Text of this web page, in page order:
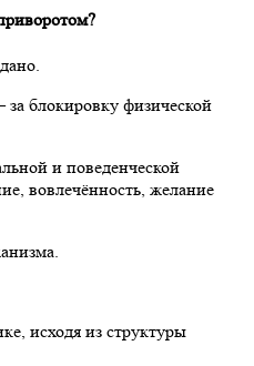
за блокировку физической
и поведенческой
вовлечённость, желание
исходя из структуры